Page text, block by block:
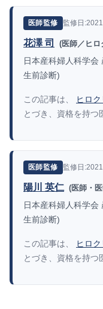
医師監修 監修日
花澤 司 (医師／ヒロ
日本産科婦人科学会
生前診断)
この記事は、 ヒロ
とづき、資格を持つ
医師監修 監修日
陽川 英仁 (医師・
日本産科婦人科学会
生前診断)
この記事は、 ヒロ
とづき、資格を持つ